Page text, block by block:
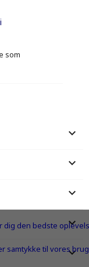
dig den bedste
samtykke til vores
som




